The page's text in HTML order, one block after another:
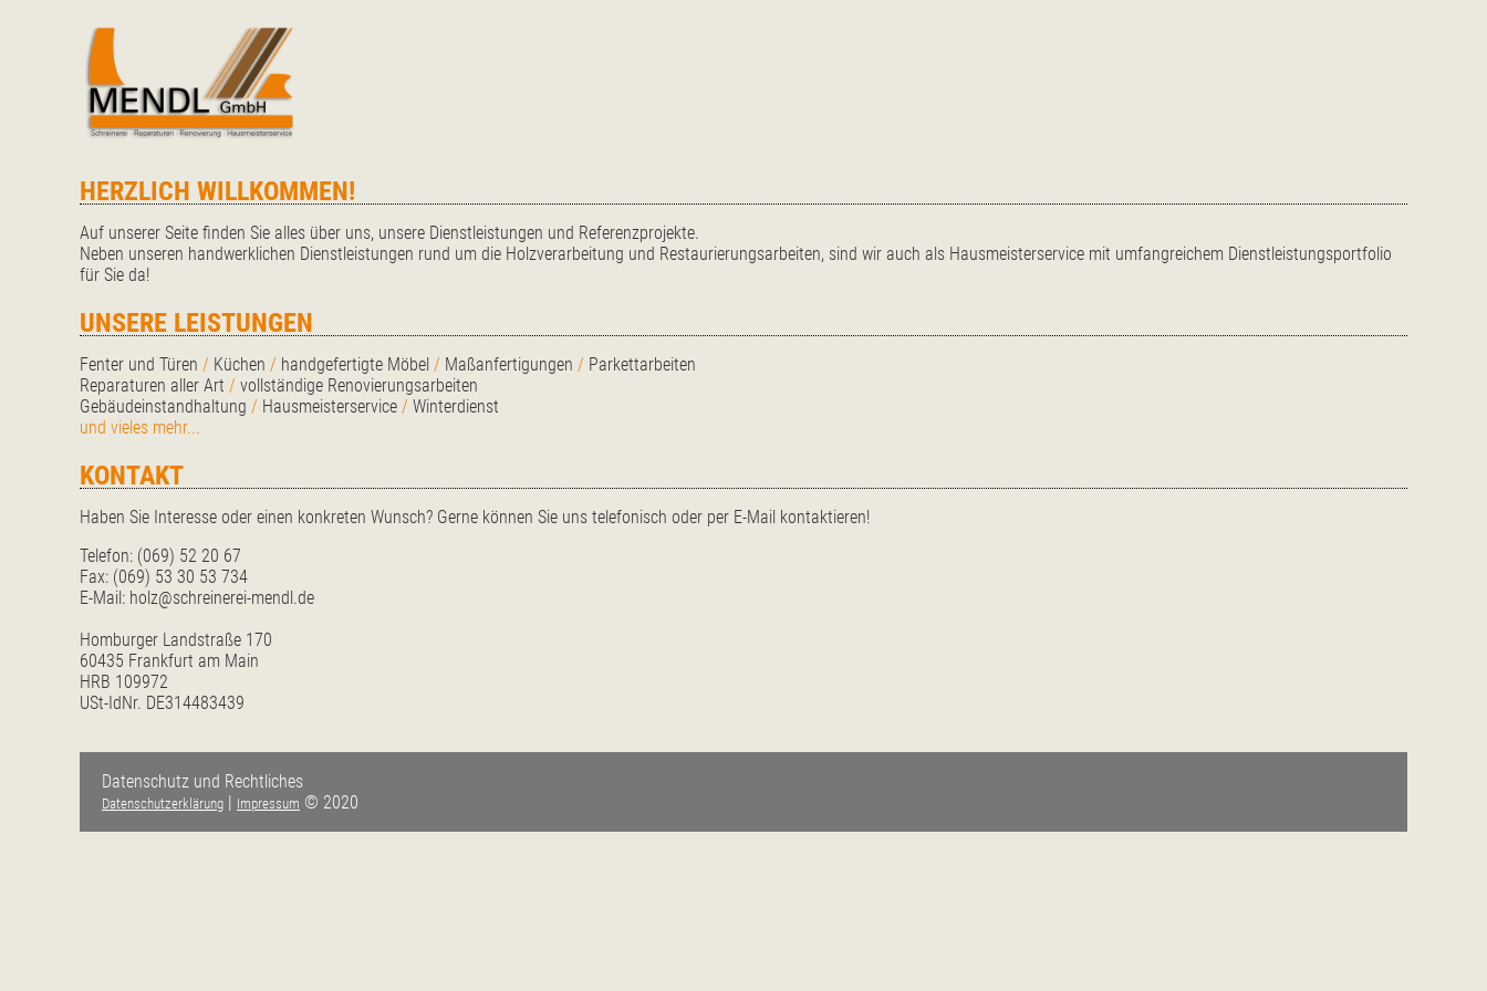
HERZLICH WILLKOMMEN!
Auf unserer Seite finden Sie alles über uns, unsere Dienstleistungen und Referenzprojekte.
Neben unseren handwerklichen Dienstleistungen rund um die Holzverarbeitung und Restaurierungsarbeiten, sind wir auch als Hausmeisterservice mit umfangreichem Dienstleistungsportfolio
für Sie da!
UNSERE LEISTUNGEN
Fenter und Türen / Küchen / handgefertigte Möbel / Maßanfertigungen / Parkettarbeiten
Reparaturen aller Art / vollständige Renovierungsarbeiten
Gebäudeinstandhaltung / Hausmeisterservice / Winterdienst
und vieles mehr...
KONTAKT
Haben Sie Interesse oder einen konkreten Wunsch? Gerne können Sie uns telefonisch oder per E-Mail kontaktieren!
Telefon: (069) 52 20 67
Fax: (069) 53 30 53 734
E-Mail: holz@schreinerei-mendl.de
Homburger Landstraße 170
60435 Frankfurt am Main
HRB 109972
USt-IdNr. DE314483439
Datenschutz und Rechtliches
Datenschutzerklärung | Impressum © 2020